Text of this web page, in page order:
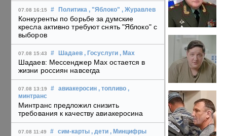
07.08 16:15 # Политика , "Яблоко" , Журавлев
Конкуренты по борьбе за думские
кресла активно требуют снять "Яблоко" с
выборов
07.08 15:43 # Шадаев , Госуслуги , Max
Шадаев: Мессенджер Max остается в
жизни россиян навсегда
07.08 13:19 # авиакеросин , топливо ,
минтранс
Минтранс предложил снизить
требования к качеству авиакеросина
07.08 11:49 # сим-карты , дети , Минцифры